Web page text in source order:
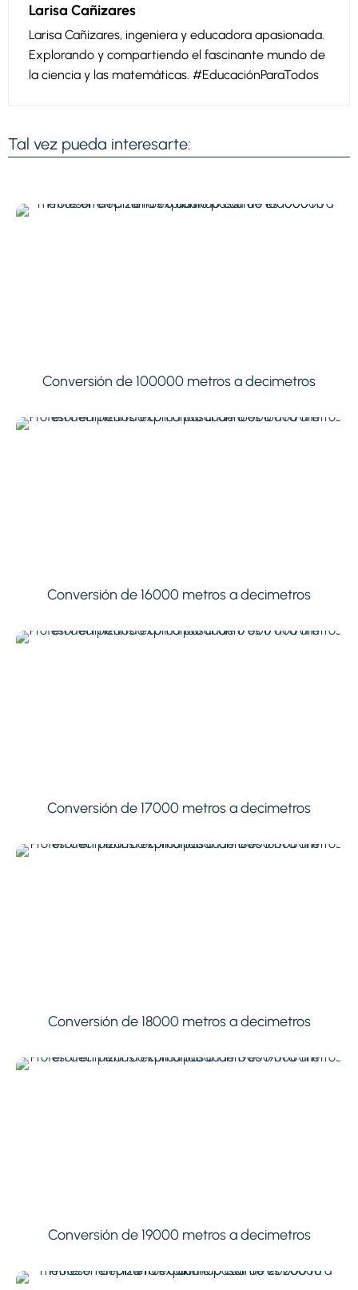
Larisa Cañizares
Larisa Cañizares, ingeniera y educadora apasionada.
Explorando y compartiendo el fascinante mundo de
la ciencia y las matemáticas. #EducaciónParaTodos
Tal vez pueda interesarte:
Conversión de 100000 metros a decimetros
Conversión de 16000 metros a decimetros
Conversión de 17000 metros a decimetros
Conversión de 18000 metros a decimetros
Conversión de 19000 metros a decimetros